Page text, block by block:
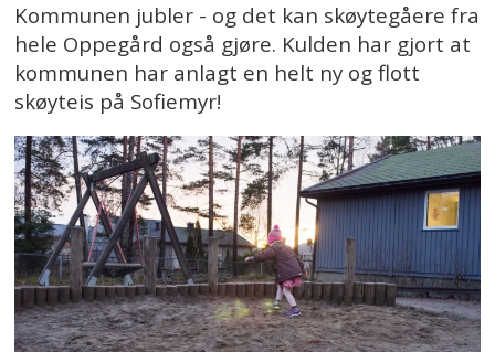
Kommunen jubler - og det kan skøytegåere fra
hele Oppegård også gjøre. Kulden har gjort at
kommunen har anlagt en helt ny og flott
skøyteis på Sofiemyr!